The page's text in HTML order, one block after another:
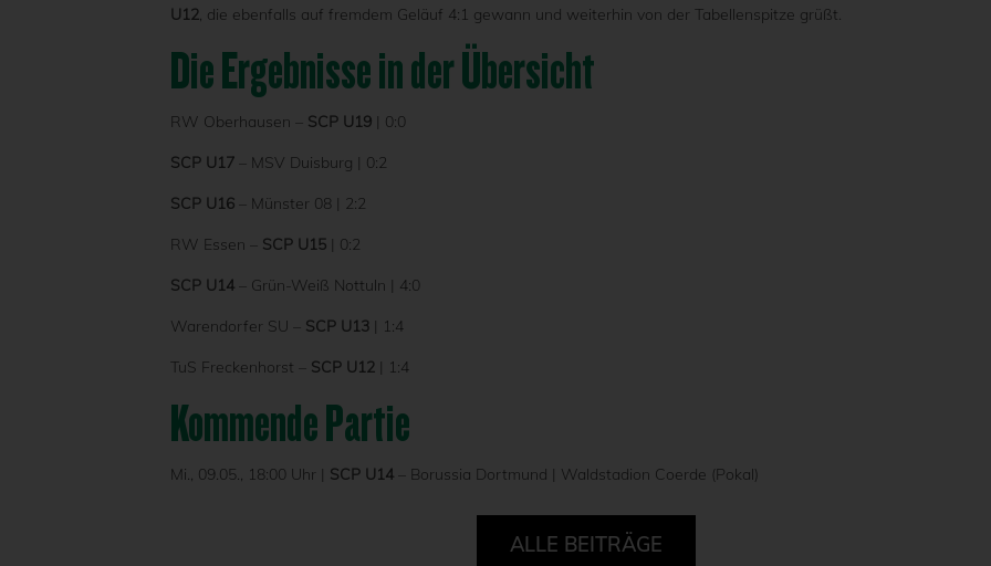
U12, die ebenfalls auf fremdem Geläuf 4:1 gewann und weiterhin von der Tabellenspitze grüßt.
Die Ergebnisse in der Übersicht
RW Oberhausen – SCP U19 | 0:0
SCP U17 – MSV Duisburg | 0:2
SCP U16 – Münster 08 | 2:2
RW Essen – SCP U15 | 0:2
SCP U14 – Grün-Weiß Nottuln | 4:0
Warendorfer SU – SCP U13 | 1:4
TuS Freckenhorst – SCP U12 | 1:4
Kommende Partie
Mi., 09.05., 18:00 Uhr | SCP U14 – Borussia Dortmund | Waldstadion Coerde (Pokal)
ALLE BEITRÄGE